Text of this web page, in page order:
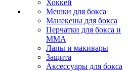
Хоккей
Мешки для бокса
Манекены для бокса
Перчатки для бокса и
MMA
Лапы и макивары
Защита
Аксессуары для бокса